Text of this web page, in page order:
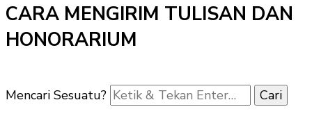
CARA MENGIRIM TULISAN DAN
HONORARIUM
Mencari Sesuatu?